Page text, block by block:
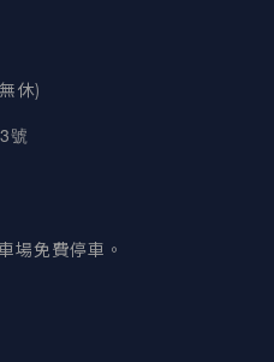
休)
號
場免費停車。